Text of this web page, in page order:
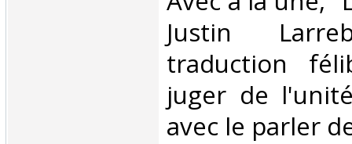
Justin
traduction
juger de
avec le parler